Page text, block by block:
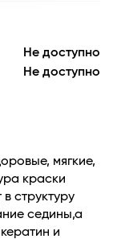
Не доступно
Не доступно
мягкие,
краски
структуру
седины,а
и